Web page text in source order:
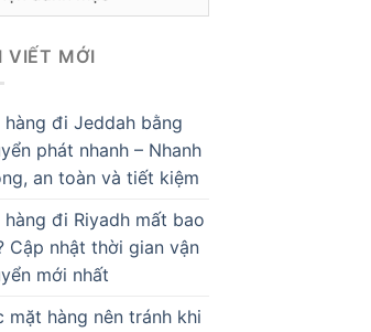
VIẾT MỚI
hàng đi Jeddah bằng
phát nhanh – Nhanh
an toàn và tiết kiệm
hàng đi Riyadh mất bao
Cập nhật thời gian vận
mới nhất
mặt hàng nên tránh khi